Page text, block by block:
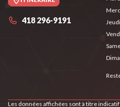
418 296-9191
Jeudi
Les données affichées sont à titre